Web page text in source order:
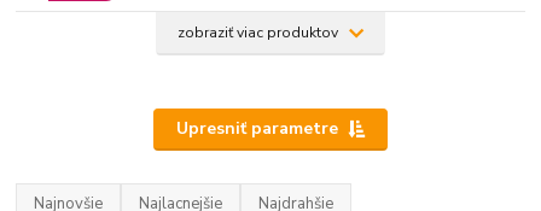
zobraziť viac produktov
Upresniť parametre
Najnovšie Najlacnejšie Najdrahšie